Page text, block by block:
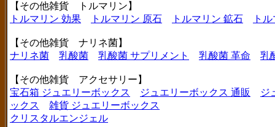
【その他雑貨 トルマリン】
トルマリン 効果
トルマリン 原石 トルマリン 鉱石 ト
【その他雑貨 ナリネ菌】
ナリネ菌
乳酸菌 乳酸菌 サプリメント 乳酸菌 革命 乳
【その他雑貨 アクセサリー】
宝石箱 ジュエリーボックス
ジュエリーボックス 通販
ジ
ックス
雑貨 ジュエリーボックス
クリスタルエンジェル